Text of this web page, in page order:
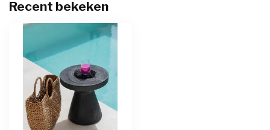
Recent bekeken